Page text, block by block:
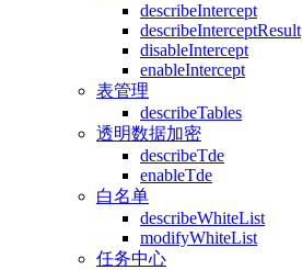
describeIntercept
describeInterceptResult
disableIntercept
enableIntercept
表管理
describeTables
透明数据加密
describeTde
enableTde
白名单
describeWhiteList
modifyWhiteList
任务中心